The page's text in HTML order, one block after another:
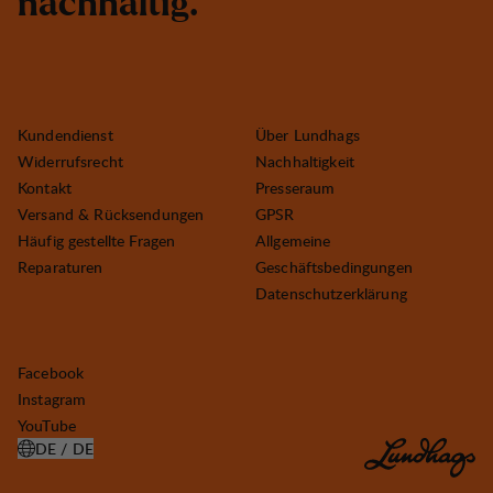
Kundendienst
Widerrufsrecht
Kontakt
Versand & Rücksendungen
Häufig gestellte Fragen
Reparaturen
Über Lundhags
Nachhaltigkeit
Presseraum
GPSR
Allgemeine
Geschäftsbedingungen
Datenschutzerklärung
Facebook
Instagram
YouTube
DE / DE
LAND AUSWÄHLEN ÖFFNEN